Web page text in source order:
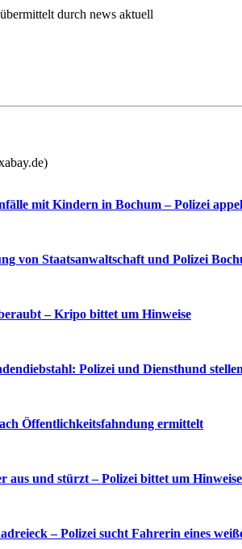
durch news aktuell
mit Kindern in Bochum – Polizei
von Staatsanwaltschaft und Polizei
– Kripo bittet um Hinweise
Polizei und Diensthund
Öffentlichkeitsfahndung ermittelt
aus und stürzt – Polizei bittet um Hinweise
– Polizei sucht Fahrerin eines